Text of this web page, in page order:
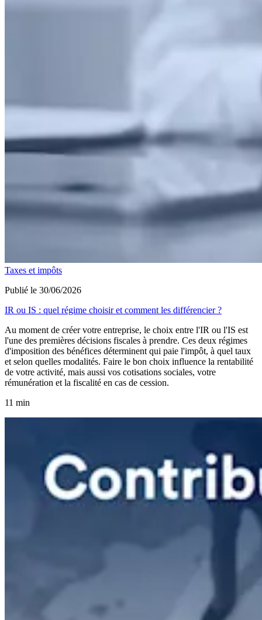
Taxes et impôts
Publié le 30/06/2026
IR ou IS : quel régime choisir et comment les différencier ?
Au moment de créer votre entreprise, le choix entre l'IR ou l'IS est
l'une des premières décisions fiscales à prendre. Ces deux régimes
d'imposition des bénéfices déterminent qui paie l'impôt, à quel taux
et selon quelles modalités. Faire le bon choix influence la rentabilité
de votre activité, mais aussi vos cotisations sociales, votre
rémunération et la fiscalité en cas de cession.
11 min